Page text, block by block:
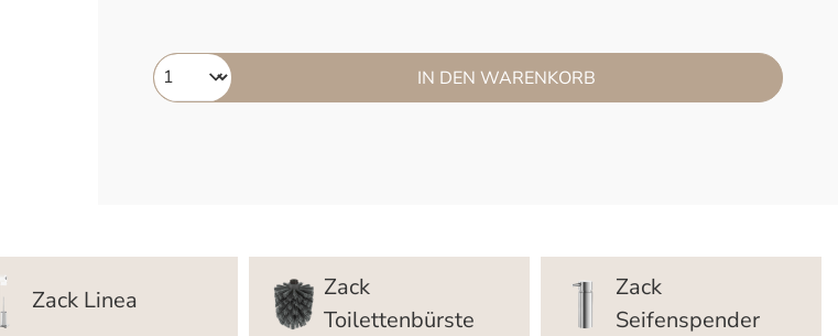
IN DEN WARENKORB
Zack Linea
Zack
Toilettenbürste
Zack
Seifenspender